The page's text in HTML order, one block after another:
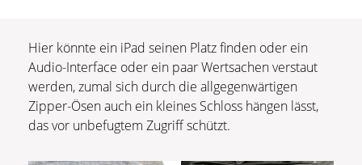
Hier könnte ein iPad seinen Platz finden oder ein
Audio-Interface oder ein paar Wertsachen verstaut
werden, zumal sich durch die allgegenwärtigen
Zipper-Ösen auch ein kleines Schloss hängen lässt,
das vor unbefugtem Zugriff schützt.